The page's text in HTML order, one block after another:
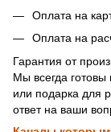
Оплата на
Оплата на
Гарантия от
Мы всегда
или подарка для
ответ на ваши